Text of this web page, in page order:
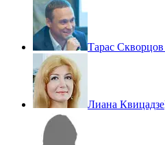
Тарас Скворцов
Лиана Квицадзе